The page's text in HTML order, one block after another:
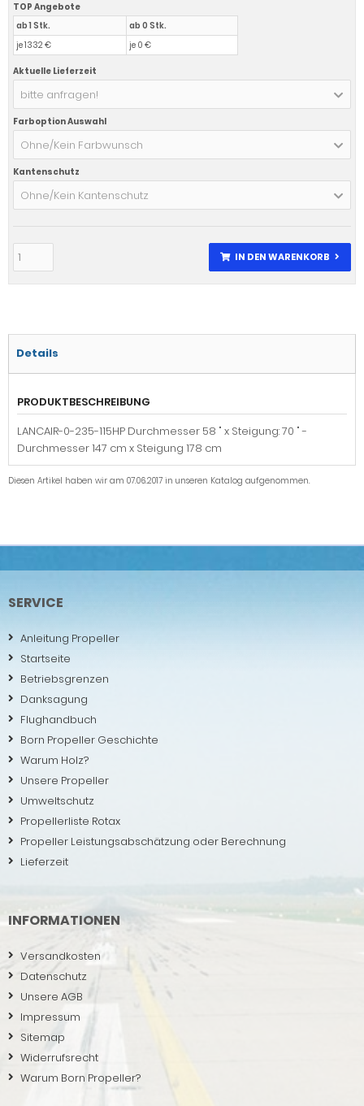
TOP Angebote
ab 1 Stk.
je 1332 €
ab 0 Stk.
je 0 €
Aktuelle Lieferzeit
bitte anfragen!
Farboption Auswahl
Ohne/Kein Farbwunsch
Kantenschutz
Ohne/Kein Kantenschutz
IN DEN WARENKORB
Details
PRODUKTBESCHREIBUNG
LANCAIR-0-235-115HP Durchmesser 58 " x Steigung: 70 " -
Durchmesser 147 cm x Steigung 178 cm
Diesen Artikel haben wir am 07.06.2017 in unseren Katalog aufgenommen.
SERVICE
Anleitung Propeller
Startseite
Betriebsgrenzen
Danksagung
Flughandbuch
Born Propeller Geschichte
Warum Holz?
Unsere Propeller
Umweltschutz
Propellerliste Rotax
Propeller Leistungsabschätzung oder Berechnung
Lieferzeit
INFORMATIONEN
Versandkosten
Datenschutz
Unsere AGB
Impressum
Sitemap
Widerrufsrecht
Warum Born Propeller?